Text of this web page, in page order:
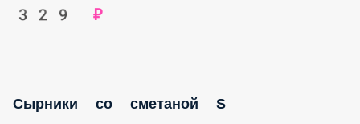
329 ₽
Сырники со сметаной S